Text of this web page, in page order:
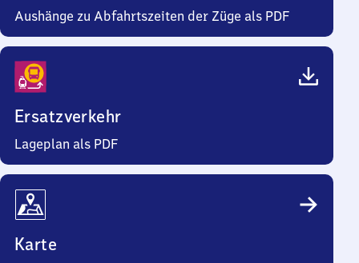
Aushänge zu Abfahrtszeiten der Züge als PDF
Ersatzverkehr
Lageplan als PDF
Karte